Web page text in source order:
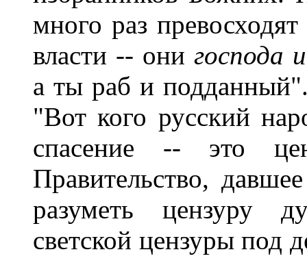
много раз
власти -- они господа
а ты раб и
"Вот кого русский
спасение -- это
Правительство,
разуметь цензуру
светской цензуры под